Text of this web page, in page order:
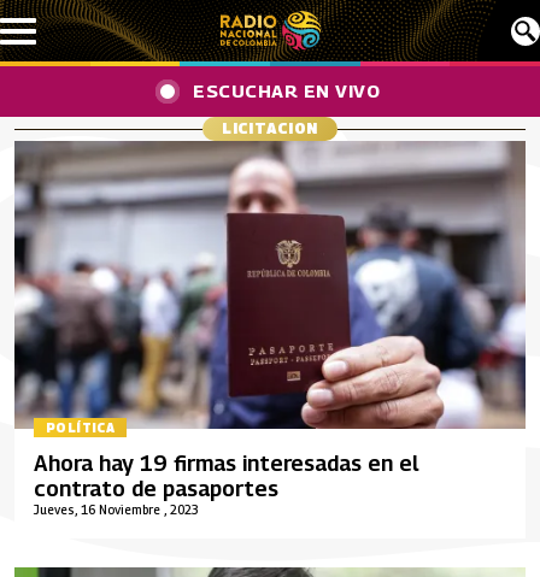
Pasar al contenido principal
ESCUCHAR EN VIVO
LICITACION
POLÍTICA
Jueves, 16 Noviembre , 2023
Ahora hay 19 firmas interesadas en el
contrato de pasaportes